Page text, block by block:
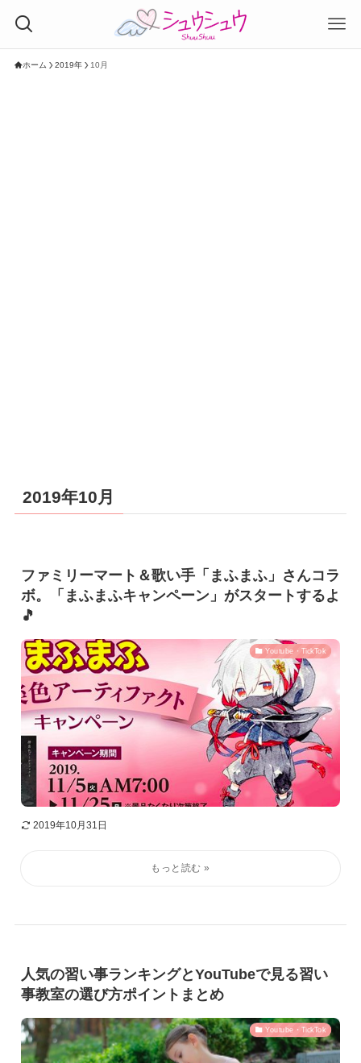
ホーム 2019年 10月
2019年10月
ファミリーマート＆歌い手「まふまふ」さんコラ
ボ。「まふまふキャンペーン」がスタートするよ
🎵
Youtube・TickTok
2019年10月31日
人気の習い事ランキングとYouTubeで見る習い
事教室の選び方ポイントまとめ
Youtube・TickTok